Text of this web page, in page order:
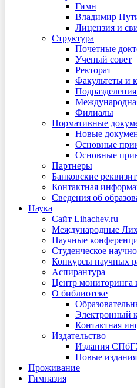
Гимн
Владимир
Лицензия и
Структура
Почетные
Ученый совет
Ректорат
Факультеты и
Филиалы
Нормативные
Новые
Основные
Основные
Партнеры
Банковские
Контактная
Сведения об
Наука
Сайт Lihachev.ru
Международные
Научные
Студенческое
Конкурсы научных
Аспирантура
Центр мониторинга
О библиотеке
Электронный
Контактная
Издательство
Издания
Новые
Проживание
Гимназия